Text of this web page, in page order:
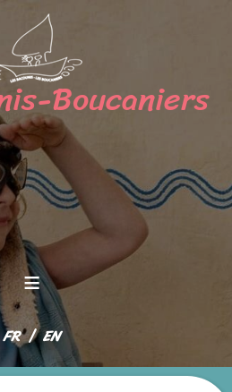
≡
Sélectionnez votre langue
FR EN